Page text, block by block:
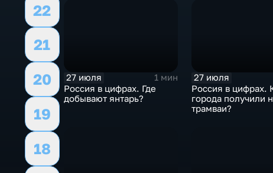
22
21
20
19
18
27 июля
1 мин
Россия в цифрах. Где
добывают янтарь?
27 июля
Россия в цифрах.
города получили
трамваи?